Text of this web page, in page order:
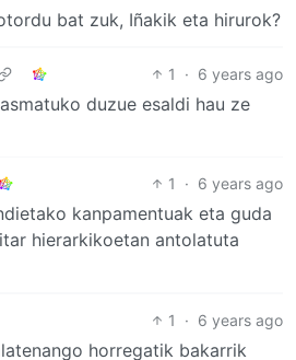
bat zuk, Iñakik eta hirurok?
1 · 6 years ago
duzue esaldi hau ze
1 · 6 years ago
kanpamentuak eta guda
hierarkikoetan antolatuta
1 · 6 years ago
horregatik bakarrik